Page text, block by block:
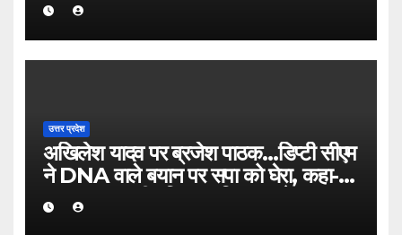
उत्तर प्रदेश
अखिलेश यादव पर ब्रजेश पाठक…डिप्टी सीएम
ने DNA वाले बयान पर सपा को घेरा, कहा-
SP का जन्म ही मुस्लिम तुष्टिकरण के DNA
के साथ हुआ